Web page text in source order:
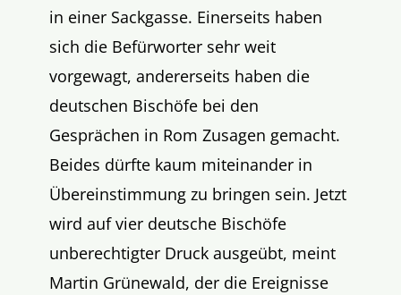
in einer Sackgasse. Einerseits haben
sich die Befürworter sehr weit
vorgewagt, andererseits haben die
deutschen Bischöfe bei den
Gesprächen in Rom Zusagen gemacht.
Beides dürfte kaum miteinander in
Übereinstimmung zu bringen sein. Jetzt
wird auf vier deutsche Bischöfe
unberechtigter Druck ausgeübt, meint
Martin Grünewald, der die Ereignisse